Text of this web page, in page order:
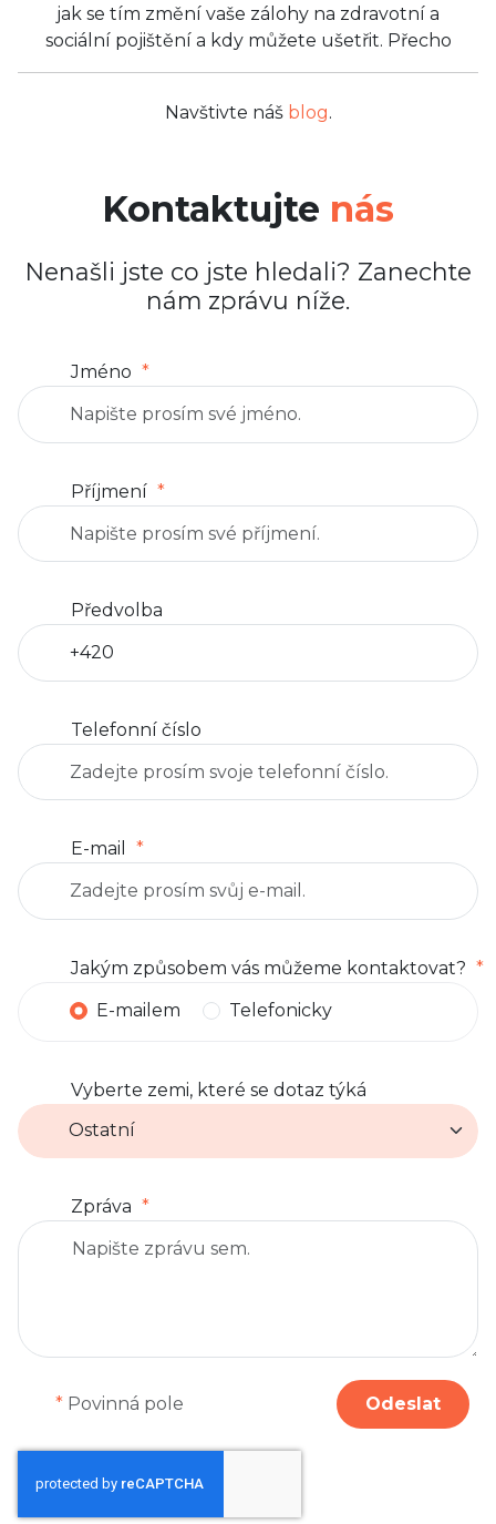
jak se tím změní vaše zálohy na zdravotní a
sociální pojištění a kdy můžete ušetřit. Přecho
Navštivte náš blog.
Kontaktujte nás
Nenašli jste co jste hledali? Zanechte
nám zprávu níže.
Jméno
Příjmení
Předvolba
Telefonní číslo
E-mail
Jakým způsobem vás můžeme kontaktovat?
E-mailem
Telefonicky
Vyberte zemi, které se dotaz týká
Zpráva
* Povinná pole Odeslat